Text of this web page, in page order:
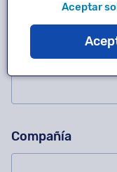
responden en
Nombre
Compañía
Aceptar